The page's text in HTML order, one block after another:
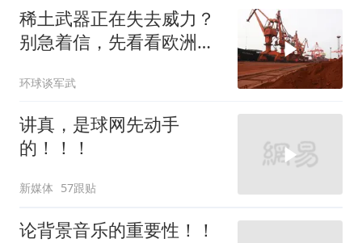
稀土武器正在失去威力？
别急着信，先看看欧洲军
环球谈军武
讲真，是球网先动手
的！！！
新媒体 57跟贴
论背景音乐的重要性！！